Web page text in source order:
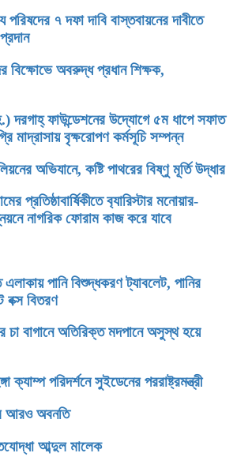
৭ দফা দাবি বাস্তবায়নের দাবীতে
বিক্ষোভে অবরুদ্ধ প্রধান শিক্ষক,
ফাউন্ডেশনের উদ্যোগে ৫ম ধাপে সফাত
মাদ্রাসায় বৃক্ষরোপণ কর্মসূচি সম্পন্ন
অভিযানে, কষ্টি পাথরের বিষ্ণু মূর্তি উদ্ধার
প্রতিষ্ঠাবার্ষিকীতে ব‍্যারিস্টার মনোয়ার-
নাগরিক ফোরাম কাজ করে যাবে
পানি বিশুদ্ধকরণ ট্যাবলেট, পানির
বক্স বিতরণ
চা বাগানে অতিরিক্ত মদপানে অসুস্থ হয়ে
ক্যাম্প পরিদর্শনে সুইডেনের পররাষ্ট্রমন্ত্রী
আরও অবনতি
আব্দুল মালেক